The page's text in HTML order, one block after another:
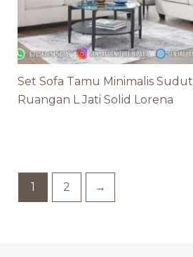
Set Sofa Tamu Minimalis Sudut
Ruangan L Jati Solid Lorena
1 2 →